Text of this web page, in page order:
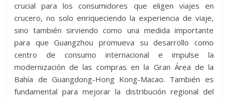
crucial para los consumidores que eligen viajes en
crucero, no solo enriqueciendo la experiencia de viaje,
sino también sirviendo como una medida importante
para que Guangzhou promueva su desarrollo como
centro de consumo internacional e impulse la
modernización de las compras en la Gran Área de la
Bahía de Guangdong-Hong Kong-Macao. También es
fundamental para mejorar la distribución regional del